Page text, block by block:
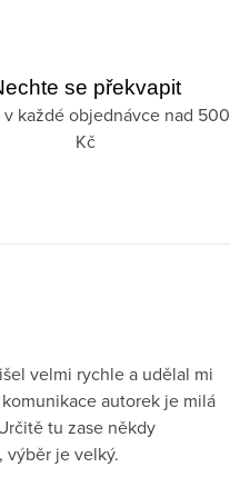
se překvapit
v každé objednávce nad 500
Kč
velmi rychle a udělal mi
komunikace autorek je milá
tu zase někdy
výběr je velký.